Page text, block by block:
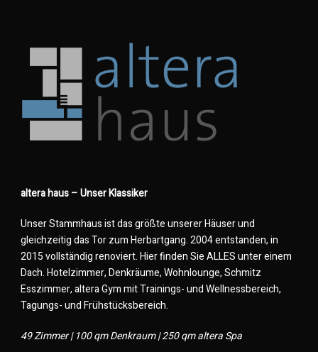
altera haus – Unser Klassiker
Unser Stammhaus ist das größte unserer Häuser und
gleichzeitig das Tor zum Herbartgang. 2004 entstanden, in
2015 vollständig renoviert. Hier finden Sie ALLES unter einem
Dach. Hotelzimmer, Denkräume, Wohnlounge, Schmitz
Esszimmer, altera Gym mit Trainings- und Wellnessbereich,
Tagungs- und Frühstücksbereich.
49 Zimmer | 100 qm Denkraum | 250 qm altera Spa